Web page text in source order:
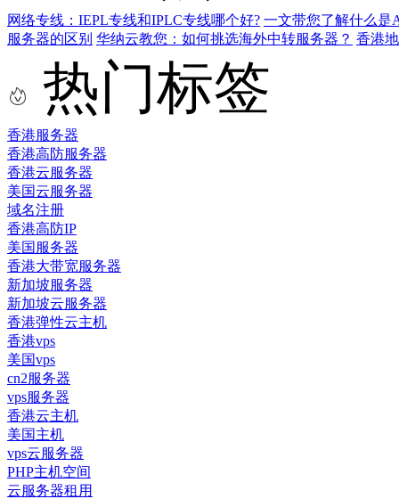
网络专线：IEPL专线和IPLC专线哪个好? 一文带您了解什么是
服务器的区别 华纳云教您：如何挑选海外中转服务器？ 香港
热门标签
香港服务器
香港高防服务器
香港云服务器
美国云服务器
域名注册
香港高防IP
美国服务器
香港大带宽服务器
新加坡服务器
新加坡云服务器
香港弹性云主机
香港vps
美国vps
cn2服务器
vps服务器
香港云主机
美国主机
vps云服务器
PHP主机空间
云服务器租用